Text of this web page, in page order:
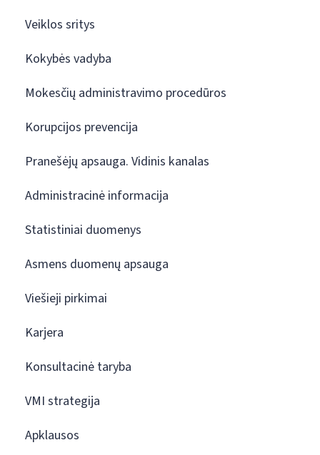
Veiklos sritys
Kokybės vadyba
Mokesčių administravimo procedūros
Korupcijos prevencija
Pranešėjų apsauga. Vidinis kanalas
Administracinė informacija
Statistiniai duomenys
Asmens duomenų apsauga
Viešieji pirkimai
Karjera
Konsultacinė taryba
VMI strategija
Apklausos